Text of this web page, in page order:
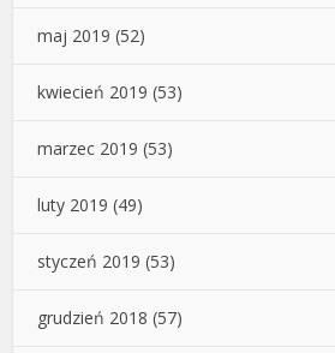
maj 2019 (52)
kwiecień 2019 (53)
marzec 2019 (53)
luty 2019 (49)
styczeń 2019 (53)
grudzień 2018 (57)